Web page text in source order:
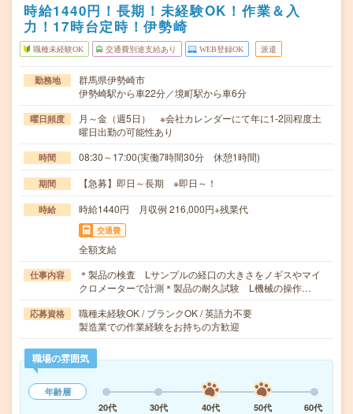
時給1440円！長期！未経験OK！作業＆入
力！17時台定時！伊勢崎
職種未経験OK 交通費別途支給あり WEB登録OK 派遣
勤務地
群馬県伊勢崎市
伊勢崎駅から車22分／境町駅から車6分
曜日頻度
月～金（週5日） ※会社カレンダーにて年に1-2回程度土
曜日出勤の可能性あり
時間 08:30～17:00(実働7時間30分 休憩1時間)
期間 【急募】即日～長期 ※即日～！
時給 時給1440円 月収例 216,000円+残業代
交通費
全額支給
仕事内容
＊製品の検査 Lサンプルの経口の大きさをノギスやマイ
クロメーターで計測＊製品の耐久試験 L機械の操作…
応募資格
職種未経験OK / ブランクOK / 英語力不要
製造業での作業経験をお持ちの方歓迎
職場の雰囲気
年齢層
20代
30代 40代 50代
60代